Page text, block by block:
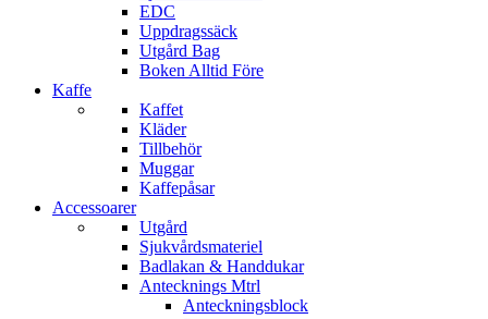
EDC
Uppdragssäck
Utgård Bag
Boken Alltid Före
Kaffe
Kaffet
Kläder
Tillbehör
Muggar
Kaffepåsar
Accessoarer
Utgård
Sjukvårdsmateriel
Badlakan & Handdukar
Antecknings Mtrl
Anteckningsblock